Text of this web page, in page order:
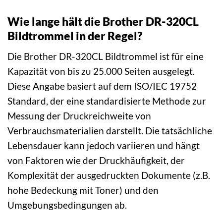
Wie lange hält die Brother DR-320CL
Bildtrommel in der Regel?
Die Brother DR-320CL Bildtrommel ist für eine
Kapazität von bis zu 25.000 Seiten ausgelegt.
Diese Angabe basiert auf dem ISO/IEC 19752
Standard, der eine standardisierte Methode zur
Messung der Druckreichweite von
Verbrauchsmaterialien darstellt. Die tatsächliche
Lebensdauer kann jedoch variieren und hängt
von Faktoren wie der Druckhäufigkeit, der
Komplexität der ausgedruckten Dokumente (z.B.
hohe Bedeckung mit Toner) und den
Umgebungsbedingungen ab.